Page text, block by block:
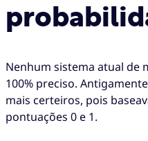
Nenhum sistema atual de
100% preciso.
mais certeiros, pois
pontuações 0 e 1.